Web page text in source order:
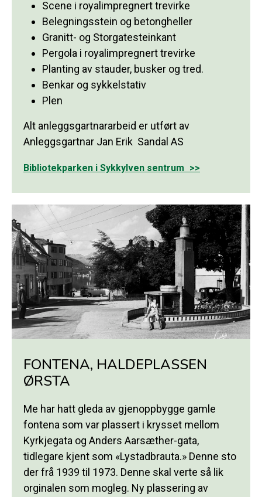
Scene i royalimpregnert trevirke
Belegningsstein og betongheller
Granitt- og Storgatesteinkant
Pergola i royalimpregnert trevirke
Planting av stauder, busker og tred.
Benkar og sykkelstativ
Plen
Alt anleggsgartnararbeid er utført av
Anleggsgartnar Jan Erik Sandal AS
Bibliotekparken i Sykkylven sentrum
FONTENA, HALDEPLASSEN
ØRSTA
Me har hatt gleda av gjenoppbygge gamle
fontena som var plassert i krysset mellom
Kyrkjegata og Anders Aarsæther-gata,
tidlegare kjent som «Lystadbrauta.» Denne sto
der frå 1939 til 1973. Denne skal verte så lik
orginalen som mogleg. Ny plassering av